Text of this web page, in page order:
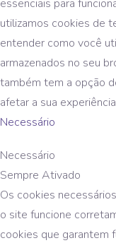
essenciais para
utilizamos cookies de
entender como você
armazenados no seu
também tem a opção
afetar a sua
Necessário
Necessário
Sempre Ativado
Os cookies
o site funcione
cookies que garantem